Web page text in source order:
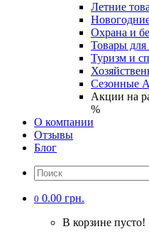
Летние
Охрана и
Товары
Туризм и
Сезонные
Акции на
%
О компании
Отзывы
Блог
0 0.00 грн.
В корзине пусто!